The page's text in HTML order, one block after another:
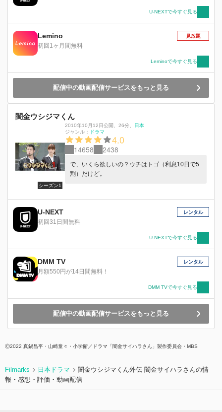
開していく。そこに、ウシジマはどう関わり、彼
らはどんな目に合うのか目が離せない！！
U-NEXTで今すぐ見る
Lemino
初回1ヶ月間無料
見放題
Leminoで今すぐ見る
配信中の動画配信サービスをもっと見る
闇金ウシジマくん
シーズン1
2010年10月12日公開 26分
日本
ジャンル：
ドラマ
4.0
14658 2438
で、いくら欲しいの？ウチはトゴ（利息10日で5
割）だけど。
U-NEXT
初回31日間無料
レンタル
U-NEXTで今すぐ見る
DMM TV
月額550円が14日間無料！
レンタル
DMM TVで今すぐ見る
配信中の動画配信サービスをもっと見る
Ⓒ2022 真鍋昌平・山崎童々・小学館／ドラマ「闇金サイハラさん」製作委員会・MBS
Filmarks 日本ドラマ
闇金ウシジマくん外伝 闇金サイハラさんの情
報・感想・評価・動画配信